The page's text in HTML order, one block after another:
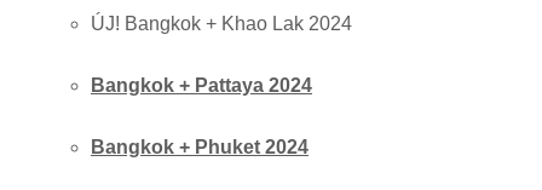
ÚJ! Bangkok + Khao Lak 2024
Bangkok + Pattaya 2024
Bangkok + Phuket 2024